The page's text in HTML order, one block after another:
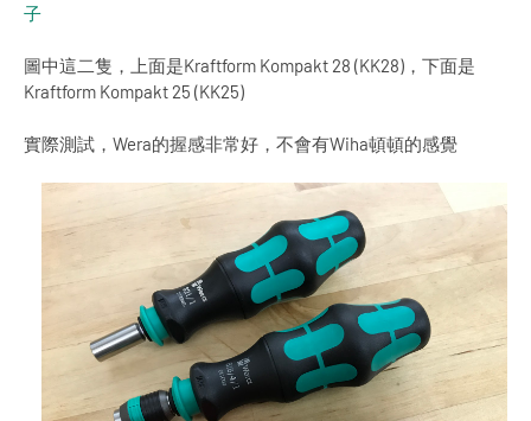
子
圖中這二隻，上面是Kraftform Kompakt 28 (KK28)，下面是
Kraftform Kompakt 25 (KK25)
實際測試，Wera的握感非常好，不會有Wiha頓頓的感覺